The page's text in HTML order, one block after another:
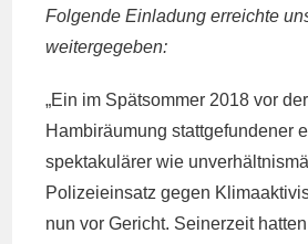
Folgende Einladung erreichte
weitergegeben:
„Ein im Spätsommer 2018 vor
Hambiräumung stattgefundener
spektakulärer wie
Polizeieinsatz gegen
nun vor Gericht. Seinerzeit